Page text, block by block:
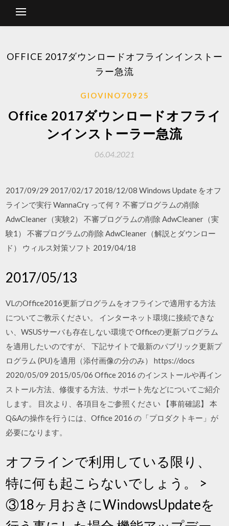
OFFICE 2017ダウンロードオフラインインストー
ラー急流
GIOVINO70925
Office 2017ダウンロードオフライ
ンインストーラー急流
06.04.2021
2017/09/29 2017/02/17 2018/12/08 Windows Update をオフ
ラインで実行 WannaCry って何？ 不審プログラムの削除
AdwCleaner（実験2） 不審プログラムの削除 AdwCleaner（実
験1） 不審プログラムの削除 AdwCleaner（解説とダウンロー
ド） ウィルス対策ソフト 2019/04/18
2017/05/13
VLのOffice2016更新プログラムをオフラインで適用する方法
についてご教示ください。 インターネット環境に接続できな
い、WSUSサーバも存在しない環境で Officeの更新プログラム
を適用したいのですが、 下記サイトで最新のパブリック更新プ
ログラム (PU)を適用（添付画像の分のみ） https://docs
2020/05/09 2015/05/06 Office 2016 のインストールや再イン
ストール方法、修復する方法、サポート先などについてご紹介
します。 目次より、各項目をご参照ください 【事前確認】 本
Q&Aの操作を行うには、Office 2016 の「プロダクトキー」が
必要になります。
オフラインで利用している限り、
特に何も起こらないでしょう。 >
③18ヶ月おきにWindowsUpdateを